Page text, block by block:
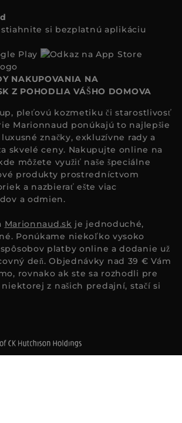
si bezplatnú aplikáciu
NAKUPOVANIA NA
Z POHODLIA VÁŠHO DOMOVA
pleťovú kozmetiku či starostlivosť
Marionnaud ponúkajú to najlepšie
luxusné značky, exkluzívne rady a
skvelé ceny. Nakupujte online na
môžete využiť naše špeciálne
produkty prostredníctvom
a nazbierať ešte viac
a odmien.
Marionnaud.sk je jednoduché,
Ponúkame niekoľko vysoko
platby online a dodanie už
deň. Objednávky nad 39 € Vám
rovnako ak ste sa rozhodli pre
z našich predajní, stačí si